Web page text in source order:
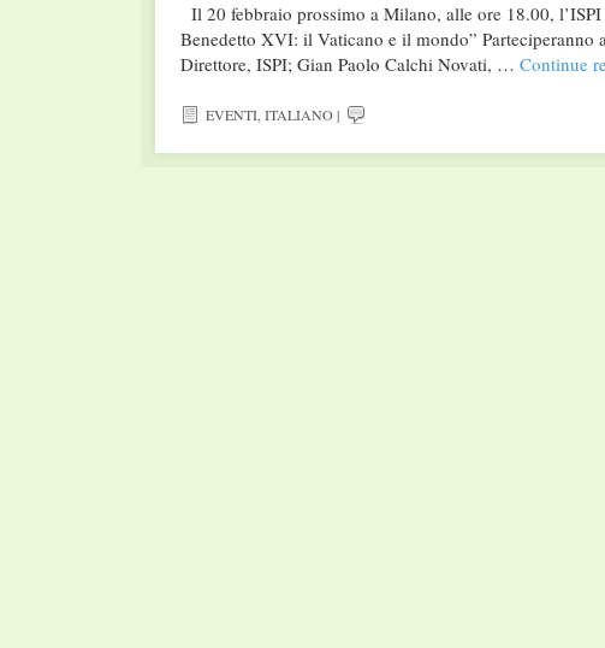
Il 20 febbraio prossimo a Milano, alle ore 18.00,
Benedetto XVI: il Vaticano e il mondo” Parteciperanno
Direttore, ISPI; Gian Paolo Calchi Novati, … Continue
EVENTI,ITALIANO|